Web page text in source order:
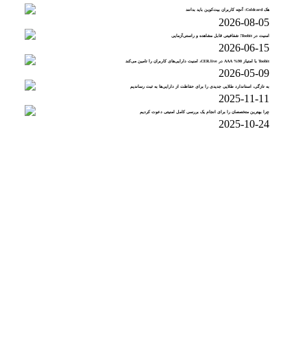
هک Coldcard: آنچه کاربران بیت‌کوین باید بدانند
2026-08-05
امنیت در Toobit؛ شفافیتی قابل مشاهده و راستی‌آزمایی
2026-06-15
Toobit با امتیاز 90% AAA در CER.live، امنیت دارایی‌های کاربران را تامین می‌کند
2026-05-09
به تازگی، استاندارد طلایی جدیدی را برای حفاظت از دارایی‌ها به ثبت رساندیم
2025-11-11
چرا بهترین‌ متخصصان را برای انجام یک بررسی کامل امنیتی دعوت کردیم
2025-10-24